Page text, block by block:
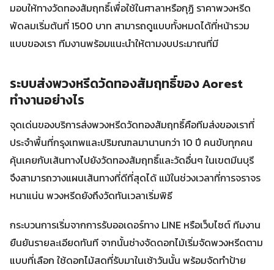
มอบให้ทางวัดทองสัมฤทธิ์เพื่อใช้ในศาลาหรือกุฏิ ราคาพวงหรีด
พัดลมเริ่มต้นที่ 1500 บาท สามารถดูแบบทั้งหมดได้ที่หน้ารวม
แบบของเรา ทีมงานพร้อมแนะนำให้ตามงบประมาณที่มี
ระบบส่งพวงหรีดวัดทองสัมฤทธิ์ของ Aorest
ทำงานอย่างไร
จุดเด่นของบริการส่งพวงหรีดวัดทองสัมฤทธิ์คือทีมส่งของเราที่
ประจำพื้นที่กรุงเทพและปริมณฑลมานานกว่า 10 ปี คนขับทุกคน
คุ้นเคยกับเส้นทางไปยังวัดทองสัมฤทธิ์และวัดอื่นๆ ในเขตมีนบุรี
จึงสามารถวางแผนเส้นทางที่ดีที่สุดได้ แม้ในช่วงเวลาที่การจราจร
หนาแน่น พวงหรีดยังถึงวัดทันเวลาเริ่มพิธี
กระบวนการเริ่มจากการรับออเดอร์ทาง LINE หรือเว็บไซต์ ทีมงาน
ยืนยันรายละเอียดทันที จากนั้นช่างจัดดอกไม้เริ่มจัดพวงหรีดตาม
แบบที่เลือก ใช้ดอกไม้สดที่รับมาในเช้าวันนั้น พร้อมจัดทำป้าย